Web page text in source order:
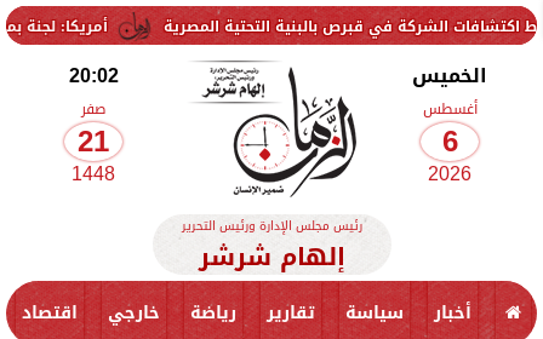
أمريكا: لجنة بمجلس الشركة في قبرص بالبنية التحتية المصرية
الخميس
أغسطس
6
2026
20:02
صفر
21
1448
رئيس مجلس الإدارة ورئيس التحرير
إلهام شرشر
أخبار سياسة تقارير رياضة خارجي اقتصاد